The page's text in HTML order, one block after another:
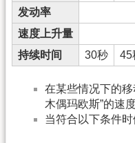
发动率
速度上升量
持续时间
30秒 45
在某些情况下的
木偶玛欧斯”的速
当符合以下条件